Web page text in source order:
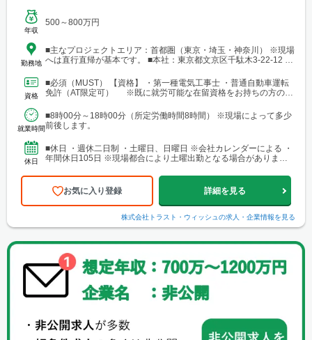
年収
500～800万円
勤務地
■主なプロジェクトエリア：首都圏（東京・埼玉・神奈川） ※現場
へは直行直帰が基本です。 ■本社：東京都文京区千駄木3-22-12 ス
京メトロ千代田線「西日暮里駅」より徒歩8分 └東京メトロ千代田
線「千駄木駅」より徒歩8分
資格
■必須（MUST） 【資格】 ・第一種電気工事士 ・普通自動車運転
免許（AT限定可） ※既に就労可能な在留資格をお持ちの方のみ
就業時間
■8時00分～18時00分（所定労働時間8時間） ※現場によって多少
前後します。
休日
■休日 ・週休二日制 ・土曜日、日曜日 ※会社カレンダーによる ・
年間休日105日 ※現場都合により土曜出勤となる場合がありま
お気に入り登録 詳細を見る
株式会社トラスト・ウィッシュ の求人・企業情報を見る